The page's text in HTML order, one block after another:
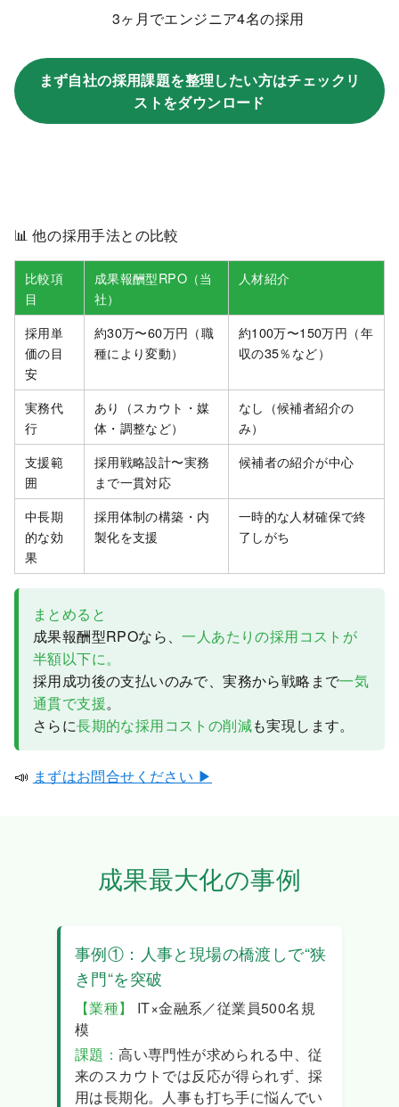
3ヶ月でエンジニア4名の採用
まず自社の採用課題を整理したい方はチェックリ
ストをダウンロード
📊 他の採用手法との比較
比較項
目
成果報酬型RPO（当
社）
人材紹介
採用単
価の目
安
約30万〜60万円（職
種により変動）
約100万〜150万円（年
収の35％など）
実務代
行
あり（スカウト・媒
体・調整など）
なし（候補者紹介の
み）
支援範
囲
採用戦略設計〜実務
まで一貫対応
候補者の紹介が中心
中長期
的な効
果
採用体制の構築・内
製化を支援
一時的な人材確保で終
了しがち
まとめると
成果報酬型RPOなら、一人あたりの採用コストが
半額以下に。
採用成功後の支払いのみで、実務から戦略まで一気
通貫で支援。
さらに長期的な採用コストの削減も実現します。
📣 まずはお問合せください ▶︎
成果最大化の事例
事例①：人事と現場の橋渡しで“狭
き門“を突破
【業種】
IT×金融系／従業員500名規
模
課題：高い専門性が求められる中、従
来のスカウトでは反応が得られず、採
用は長期化。人事も打ち手に悩んでい